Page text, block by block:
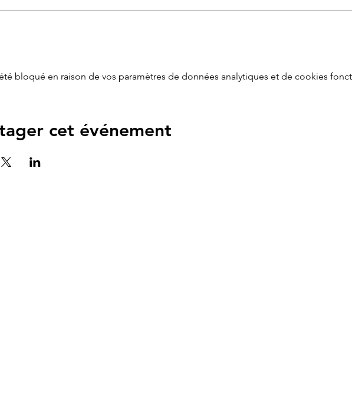
bloqué en raison de vos paramètres de données analytiques et de cookies
cet événement